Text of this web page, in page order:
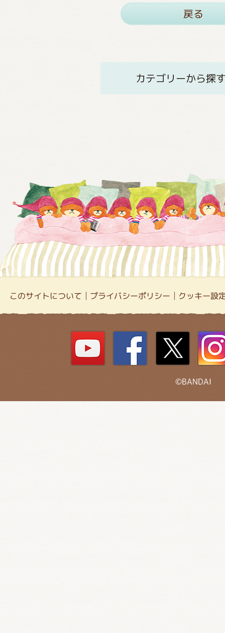
戻る
カテゴリーから探
このサイトについて プライバシーポリシー クッキー設
©BANDAI